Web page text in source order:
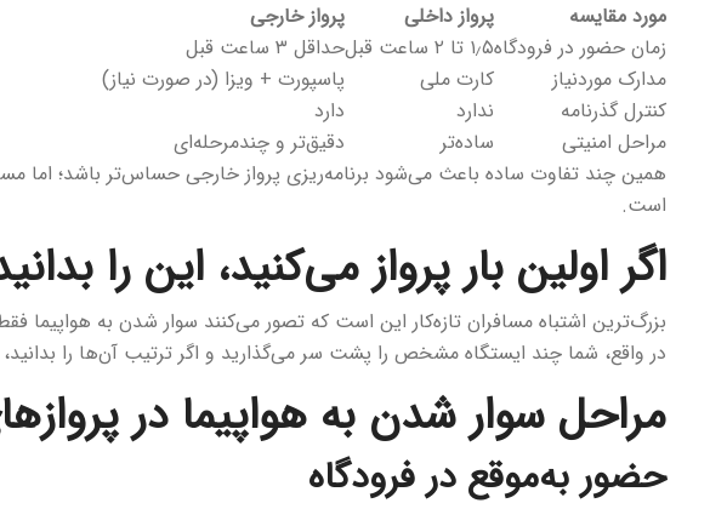
مورد مقایسه پرواز داخلی
پرواز خارجی
زمان حضور در فرودگاه۱٫۵ تا ۲ ساعت قبل
حداقل ۳ ساعت قبل
مدارک موردنیاز
کارت ملی
پاسپورت + ویزا (در صورت نیاز)
کنترل گذرنامه
ندارد
دارد
مراحل امنیتی
ساده‌تر
دقیق‌تر و چندمرحله‌ای
همین چند تفاوت ساده باعث می‌شود برنامه‌ریزی پرواز خارجی حساس‌تر باشد؛ اما
است.
اگر اولین بار پرواز می‌کنید، این را
بزرگ‌ترین اشتباه مسافران تازه‌کار این است که تصور می‌کنند سوار شدن به
در واقع، شما چند ایستگاه مشخص را پشت سر می‌گذارید و اگر ترتیب آن‌ها را بدانید،
مراحل سوار شدن به هواپیما در
حضور به‌موقع در فرودگاه